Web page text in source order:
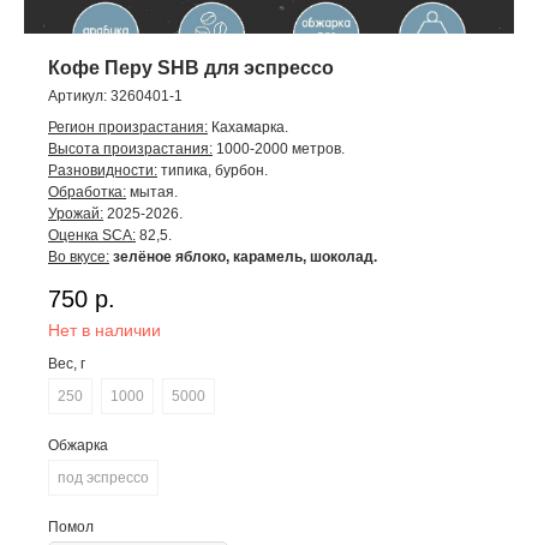
Кофе Перу SHB для эспрессо
Артикул: 3260401-1
Регион произрастания: Кахамарка.
Высота произрастания: 1000-2000 метров.
Разновидности: типика, бурбон.
Обработка: мытая.
Урожай: 2025-2026.
Оценка SCA: 82,5.
Во вкусе: зелёное яблоко, карамель, шоколад.
750 р.
Нет в наличии
Вес, г
250
1000 5000
Обжарка
под эспрессо
Помол